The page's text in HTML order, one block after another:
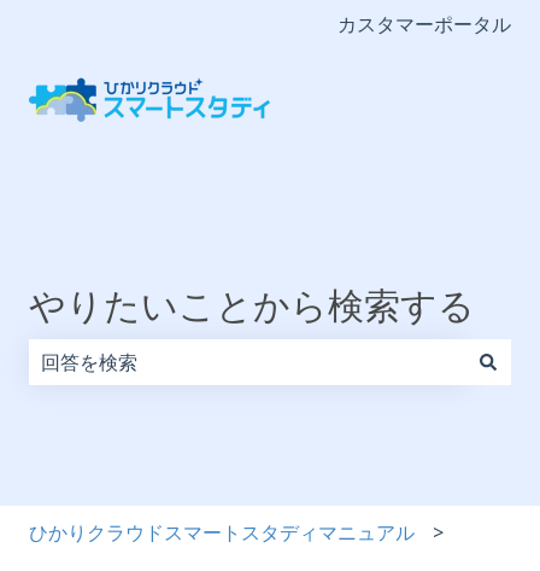
カスタマーポータル
やりたいことから検索する
ひかりクラウドスマートスタディマニュアル